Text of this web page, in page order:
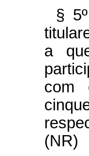
§
a
com
(NR)